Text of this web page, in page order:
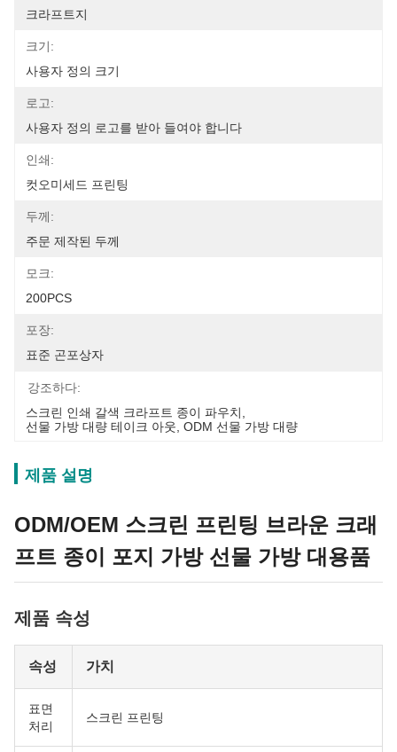
크라프트지
크기:
사용자 정의 크기
로고:
사용자 정의 로고를 받아 들여야 합니다
인쇄:
컷오미세드 프린팅
두께:
주문 제작된 두께
모크:
200PCS
포장:
표준 곤포상자
강조하다:
스크린 인쇄 갈색 크라프트 종이 파우치
선물 가방 대량 테이크 아웃 ODM 선물 가방 대량
제품 설명
ODM/OEM 스크린 프린팅 브라운 크래
프트 종이 포지 가방 선물 가방 대용품
제품 속성
속성 가치
표면
처리
스크린 프린팅